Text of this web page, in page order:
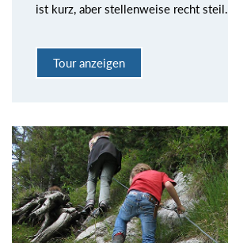
ist kurz, aber stellenweise recht steil.
Tour anzeigen